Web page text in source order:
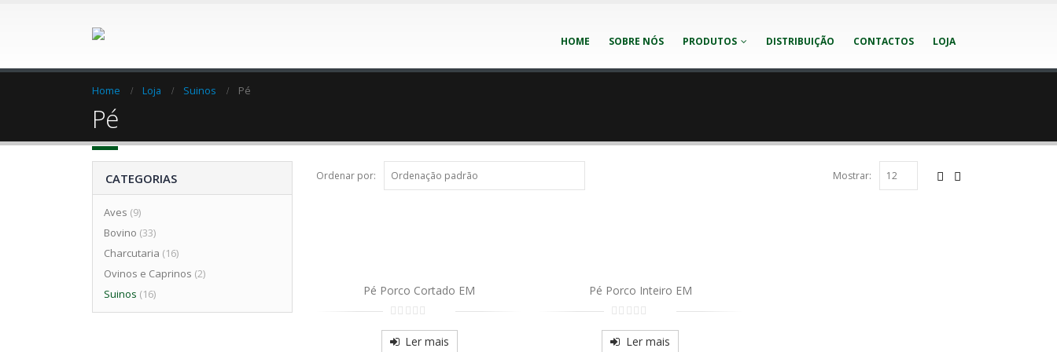
HOME SOBRE NÓS PRODUTOS DISTRIBUIÇÃO CONTACTOS LOJA
Home Loja Suinos Pé
Pé
Ordenar por: Mostrar:
Pé Porco Cortado EM
0
out
of
Ler mais
Pé Porco Inteiro EM
0
out
of
Ler mais
CATEGORIAS
Aves (9)
Bovino (33)
Charcutaria (16)
Ovinos e Caprinos (2)
Suinos (16)